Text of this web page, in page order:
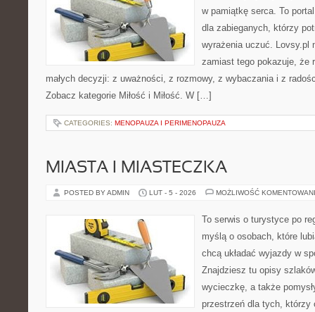
w pamiątkę serca. To
dla zabieganych, którzy
wyrażenia uczuć. Lovsy.pl
zamiast tego pokazuje, że
małych decyzji: z uważności, z rozmowy, z wybaczania i z
Zobacz kategorie Miłość i Miłość. W […]
CATEGORIES: MENOPAUZA I PERIMENOPAUZA
MIASTA I MIASTECZKA
POSTED BY ADMIN LUT - 5 - 2026 MOŻLIWOŚĆ
To serwis o turystyce po
myślą o osobach, które
chcą układać wyjazdy w
Znajdziesz tu opisy
wycieczkę, a także
przestrzeń dla tych, którzy